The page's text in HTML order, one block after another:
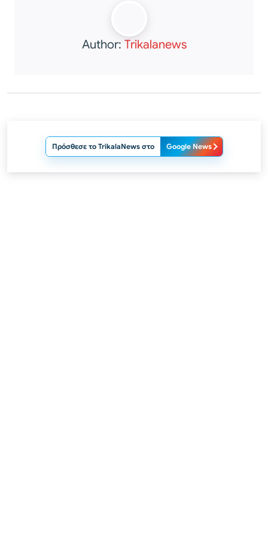
Author: Trikalanews
Πρόσθεσε το TrikalaNews στο Google News